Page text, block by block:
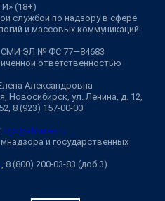
(18+)
службой по надзору в сфере
и массовых коммуникаций
СМИ ЭЛ № ФС 77—84683
ответственностью
Александровна
Новосибирск, ул. Ленина, д. 12,
8 (923) 157-00-00
ngs@shkulev.ru
и государственных
, 8 (800) 200-03-83 (доб.3)